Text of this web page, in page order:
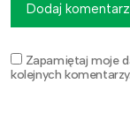
Zapamiętaj moje
kolejnych komentarzy.
Dodaj komentarz